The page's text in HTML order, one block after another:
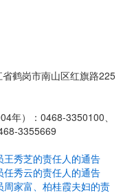
省鹤岗市南山区红旗路225
年）：0468-3350100、
3355669
秀芝的责任人的通告
秀云的责任人的通告
家富、柏桂霞夫妇的责